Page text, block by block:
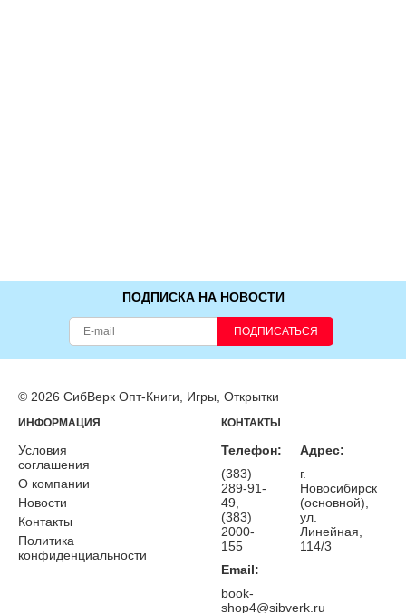
ПОДПИСКА НА НОВОСТИ
ПОДПИСАТЬСЯ
© 2026 СибВерк Опт-Книги, Игры, Открытки
ИНФОРМАЦИЯ
Условия
соглашения
О компании
Новости
Контакты
Политика
конфиденциальности
КОНТАКТЫ
Телефон:
(383)
289-91-
49,
(383)
2000-
155
Email:
book-
shop4@sibverk.ru
Адрес:
г.
Новосибирск
(основной),
ул.
Линейная,
114/3